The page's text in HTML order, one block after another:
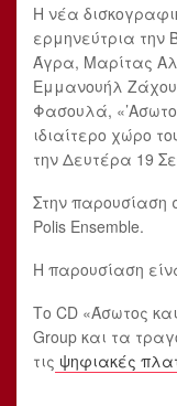
Η νέα
ερμηνεύτρια την
Άγρα, Μαρίτας
Εμμανουήλ
Φασουλά,
ιδιαίτερο χώρο
την Δευτέρα 19
Στην παρουσίαση
Polis Ensemble.
Η παρουσίαση
Το CD «Άσωτος
Group και τα
τις ψηφιακές